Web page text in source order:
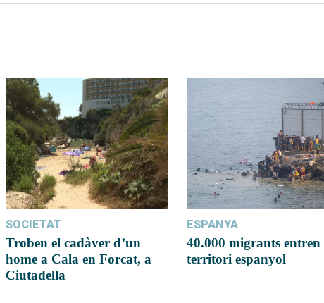
SOCIETAT
Troben el cadàver d’un
home a Cala en Forcat, a
Ciutadella
ESPANYA
40.000 migrants entren
territori espanyol